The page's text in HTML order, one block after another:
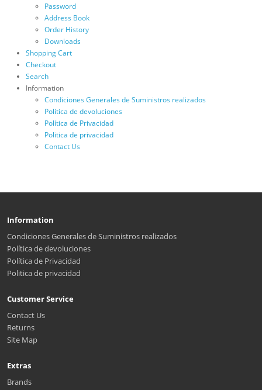
Password
Address Book
Order History
Downloads
Shopping Cart
Checkout
Search
Information
Condiciones Generales de Suministros realizados
Política de devoluciones
Política de Privacidad
Politica de privacidad
Contact Us
Information
Condiciones Generales de Suministros realizados
Política de devoluciones
Política de Privacidad
Politica de privacidad
Customer Service
Contact Us
Returns
Site Map
Extras
Brands